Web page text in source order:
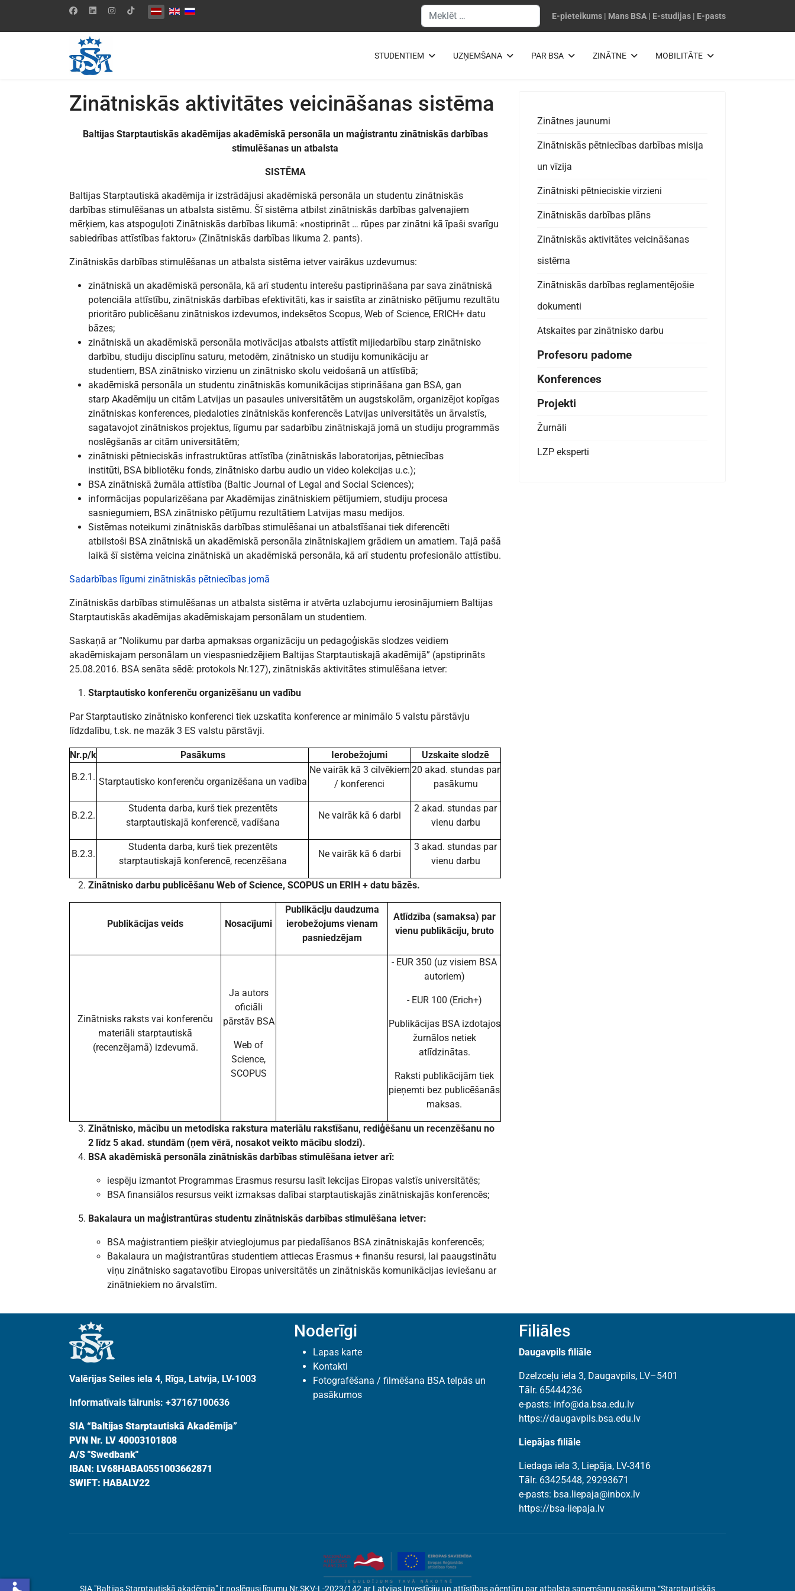
Izvēlieties valodu Meklēšanas forma
E-pieteikums | Mans BSA | E-studijas | E-pasts
STUDENTIEM UZŅEMŠANA PAR BSA ZINĀTNE MOBILITĀTE
Zinātniskās aktivitātes veicināšanas sistēma
Baltijas Starptautiskās akadēmijas akadēmiskā personāla un maģistrantu zinātniskās darbības
stimulēšanas un atbalsta
SISTĒMA
Baltijas Starptautiskā akadēmija ir izstrādājusi akadēmiskā personāla un studentu zinātniskās
darbības stimulēšanas un atbalsta sistēmu. Šī sistēma atbilst zinātniskās darbības galvenajiem
mērķiem, kas atspoguļoti Zinātniskās darbības likumā: «nostiprināt … rūpes par zinātni kā īpaši svarīgu
sabiedrības attīstības faktoru» (Zinātniskās darbības likumа 2. pants).
Zinātniskās darbības stimulēšanas un atbalsta sistēma ietver vairākus uzdevumus:
zinātniskā un akadēmiskā personāla, kā arī studentu interešu pastiprināšana par sava zinātniskā
potenciāla attīstību, zinātniskās darbības efektivitāti, kas ir saistīta ar zinātnisko pētījumu rezultātu
prioritāro publicēšanu zinātniskos izdevumos, indeksētos Scopus, Web of Science, ERICH+ datu
bāzes;
zinātniskā un akadēmiskā personāla motivācijas atbalsts attīstīt mijiedarbību starp zinātnisko
darbību, studiju disciplīnu saturu, metodēm, zinātnisko un studiju komunikāciju ar
studentiem, BSA zinātnisko virzienu un zinātnisko skolu veidošanā un attīstībā;
akadēmiskā personāla un studentu zinātniskās komunikācijas stiprināšana gan BSA, gan
starp Akadēmiju un citām Latvijas un pasaules universitātēm un augstskolām, organizējot kopīgas
zinātniskas konferences, piedaloties zinātniskās konferencēs Latvijas universitātēs un ārvalstīs,
sagatavojot zinātniskos projektus, līgumu par sadarbību zinātniskajā jomā un studiju programmās
noslēgšanās ar citām universitātēm;
zinātniski pētnieciskās infrastruktūras attīstība (zinātniskās laboratorijas, pētniecības
institūti, BSA bibliotēku fonds, zinātnisko darbu audio un video kolekcijas u.c.);
BSA zinātniskā žurnāla attīstība (Baltic Journal of Legal and Social Sciences);
informācijas popularizēšana par Akadēmijas zinātniskiem pētījumiem, studiju procesa
sasniegumiem, BSA zinātnisko pētījumu rezultātiem Latvijas masu medijos.
Sistēmas noteikumi zinātniskās darbības stimulēšanai un atbalstīšanai tiek diferencēti
atbilstoši BSA zinātniskā un akadēmiskā personāla zinātniskajiem grādiem un amatiem. Tajā pašā
laikā šī sistēma veicina zinātniskā un akadēmiskā personāla, kā arī studentu profesionālo attīstību.
Sadarbības līgumi zinātniskās pētniecības jomā
Zinātniskās darbības stimulēšanas un atbalsta sistēma ir atvērta uzlabojumu ierosinājumiem Baltijas
Starptautiskās akadēmijas akadēmiskajam personālam un studentiem.
Saskaņā ar “Nolikumu par darba apmaksas organizāciju un pedagoģiskās slodzes veidiem
akadēmiskajam personālam un viespasniedzējiem Baltijas Starptautiskajā akadēmijā” (apstiprināts
25.08.2016. BSA senāta sēdē: protokols Nr.127), zinātniskās aktivitātes stimulēšana ietver:
Starptautisko konferenču organizēšanu un vadību
Par Starptautisko zinātnisko konferenci tiek uzskatīta konference ar minimālo 5 valstu pārstāvju
līdzdalību, t.sk. ne mazāk 3 ES valstu pārstāvji.
Nr.p/k Pasākums Ierobežojumi
Uzskaite slodzē
B.2.1. Starptautisko konferenču organizēšana un vadība
Ne vairāk kā 3 cilvēkiem
/ konferenci
20 akad. stundas par
pasākumu
B.2.2.
Studenta darba, kurš tiek prezentēts
starptautiskajā konferencē, vadīšana
Ne vairāk kā 6 darbi
2 akad. stundas par
vienu darbu
B.2.3.
Studenta darba, kurš tiek prezentēts
starptautiskajā konferencē, recenzēšana
Ne vairāk kā 6 darbi
3 akad. stundas par
vienu darbu
Zinātnisko darbu publicēšanu Web of Science, SCOPUS un ERIH + datu bāzēs.
Publikācijas veids Nosacījumi
Publikāciju daudzuma
ierobežojums vienam
pasniedzējam
Atlīdzība (samaksa) par
vienu publikāciju, bruto
Zinātnisks raksts vai konferenču
materiāli starptautiskā
(recenzējamā) izdevumā.
Ja autors
oficiāli
pārstāv BSA
Web of
Science,
SCOPUS
- EUR 350 (uz visiem BSA
autoriem)
- EUR 100 (Erich+)
Publikācijas BSA izdotajos
žurnālos netiek
atlīdzinātas.
Raksti publikācijām tiek
pieņemti bez publicēšanās
maksas.
Zinātnisko, mācību un metodiska rakstura materiālu rakstīšanu, rediģēšanu un recenzēšanu no
2 līdz 5 akad. stundām (ņem vērā, nosakot veikto mācību slodzi).
BSA akadēmiskā personāla zinātniskās darbības stimulēšana ietver arī:
iespēju izmantot Programmas Erasmus resursu lasīt lekcijas Eiropas valstīs universitātēs;
BSA finansiālos resursus veikt izmaksas dalībai starptautiskajās zinātniskajās konferencēs;
Bakalaura un maģistrantūras studentu zinātniskās darbības stimulēšana ietver:
BSA maģistrantiem piešķir atvieglojumus par piedalīšanos BSA zinātniskajās konferencēs;
Bakalaura un maģistrantūras studentiem attiecas Erasmus + finanšu resursi, lai paaugstinātu
viņu zinātnisko sagatavotību Eiropas universitātēs un zinātniskās komunikācijas ieviešanu ar
zinātniekiem no ārvalstīm.
Zinātnes jaunumi
Zinātniskās pētniecības darbības misija
un vīzija
Zinātniski pētnieciskie virzieni
Zinātniskās darbības plāns
Zinātniskās aktivitātes veicināšanas
sistēma
Zinātniskās darbības reglamentējošie
dokumenti
Atskaites par zinātnisko darbu
Profesoru padome
Konferences
Projekti
Žurnāli
LZP eksperti
Valērijas Seiles iela 4, Rīga, Latvija, LV-1003
Informatīvais tālrunis: +37167100636
SIA “Baltijas Starptautiskā Akadēmija”
PVN Nr. LV 40003101808
A/S "Swedbank"
IBAN: LV68HABA0551003662871
SWIFT: HABALV22
Noderīgi
Lapas karte
Kontakti
Fotografēšana / filmēšana BSA telpās un
pasākumos
Filiāles
Daugavpils filiāle
Dzelzceļu iela 3, Daugavpils, LV–5401
Tālr. 65444236
e-pasts: info@da.bsa.edu.lv
https://daugavpils.bsa.edu.lv
Liepājas filiāle
Liedaga iela 3, Liepāja, LV-3416
Tālr. 63425448, 29293671
e-pasts: bsa.liepaja@inbox.lv
https://bsa-liepaja.lv
SIA "Baltijas Starptautiskā akadēmija" ir noslēgusi līgumu Nr.SKV-L-2023/142 ar Latvijas Investīciju un attīstības aģentūru par atbalsta saņemšanu pasākuma “Starptautiskās